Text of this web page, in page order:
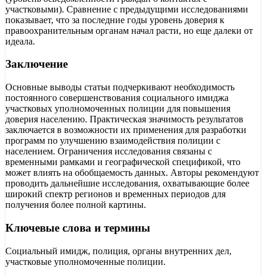
участковыми). Сравнение с предыдущими исследованиями
показывает, что за последние годы уровень доверия к
правоохранительным органам начал расти, но еще далеки от
идеала.
Заключение
Основные выводы статьи подчеркивают необходимость
постоянного совершенствования социального имиджа
участковых уполномоченных полиции для повышения
доверия населению. Практическая значимость результатов
заключается в возможности их применения для разработки
программ по улучшению взаимодействия полиции с
населением. Ограничения исследования связаны с
временными рамками и географической спецификой, что
может влиять на обобщаемость данных. Авторы рекомендуют
проводить дальнейшие исследования, охватывающие более
широкий спектр регионов и временных периодов для
получения более полной картины.
Ключевые слова и термины
Социальный имидж, полиция, органы внутренних дел,
участковые уполномоченные полиции.